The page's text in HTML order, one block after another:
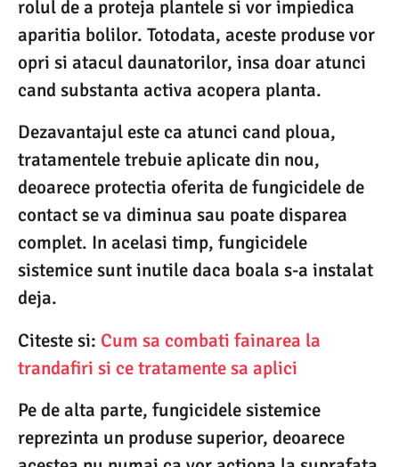
rolul de a proteja plantele si vor impiedica
aparitia bolilor. Totodata, aceste produse vor
opri si atacul daunatorilor, insa doar atunci
cand substanta activa acopera planta.
Dezavantajul este ca atunci cand ploua,
tratamentele trebuie aplicate din nou,
deoarece protectia oferita de fungicidele de
contact se va diminua sau poate disparea
complet. In acelasi timp, fungicidele
sistemice sunt inutile daca boala s-a instalat
deja.
Citeste si: Cum sa combati fainarea la
trandafiri si ce tratamente sa aplici
Pe de alta parte, fungicidele sistemice
reprezinta un produse superior, deoarece